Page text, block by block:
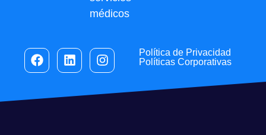
médicos
Política de Privacidad
Políticas Corporativas